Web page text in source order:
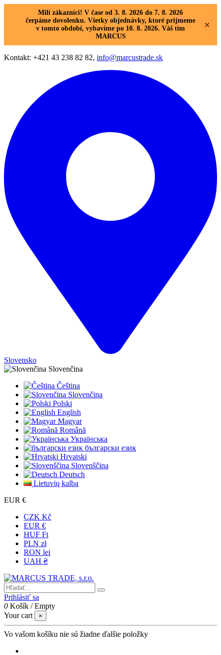
Milí zákazníci! V čase od 3. 8. 2026 do 7. 8. 2026
čerpáme dovolenku. Všetky objednávky, ktoré prijmeme
v tomto období, vybavíme po 10. 8. 2026. Váš tím
MARCUS
×
Kontakt: +421 43 238 82 82, info@marcustrade.sk
Slovensko
Slovenčina
Čeština
Slovenčina
Polski
English
Magyar
Română
Українська
български език
Hrvatski
Slovenščina
Deutsch
Lietuvių kalba
EUR €
CZK Kč
EUR €
HUF Ft
PLN zł
RON lei
UAH ₴
Prihlásiť sa
0 Košík /Empty
Your cart
×
Vo vašom košíku nie sú žiadne ďalšie položky